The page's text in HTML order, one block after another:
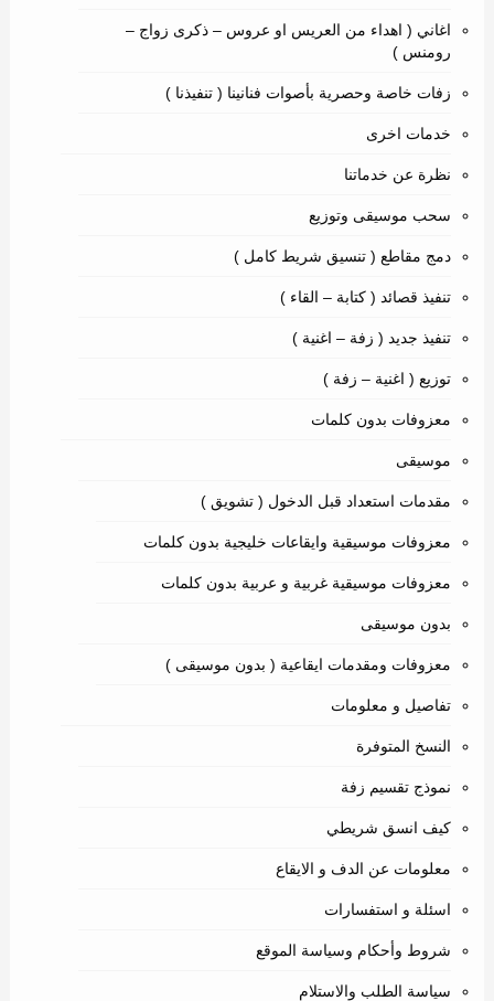
اغاني ( اهداء من العريس او عروس – ذكرى زواج –
رومنس )
زفات خاصة وحصرية بأصوات فنانينا ( تنفيذنا )
خدمات اخرى
نظرة عن خدماتنا
سحب موسيقى وتوزيع
دمج مقاطع ( تنسيق شريط كامل )
تنفيذ قصائد ( كتابة – القاء )
تنفيذ جديد ( زفة – اغنية )
توزيع ( اغنية – زفة )
معزوفات بدون كلمات
موسيقى
مقدمات استعداد قبل الدخول ( تشويق )
معزوفات موسيقية وايقاعات خليجية بدون كلمات
معزوفات موسيقية غربية و عربية بدون كلمات
بدون موسيقى
معزوفات ومقدمات ايقاعية ( بدون موسيقى )
تفاصيل و معلومات
النسخ المتوفرة
نموذج تقسيم زفة
كيف انسق شريطي
معلومات عن الدف و الايقاع
اسئلة و استفسارات
شروط وأحكام وسياسة الموقع
سياسة الطلب والاستلام